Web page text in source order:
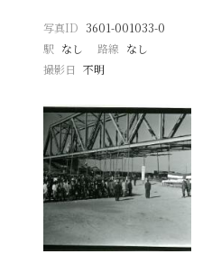
写真ID 3601-001033-0
駅 なし 路線 なし
撮影日
不明